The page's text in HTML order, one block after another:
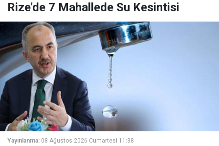
Rize'de 7 Mahallede Su Kesintisi
Yayınlanma: 08 Ağustos 2026 Cumartesi 11:38